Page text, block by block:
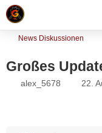
News Diskussionen
Großes
alex_5678 22.